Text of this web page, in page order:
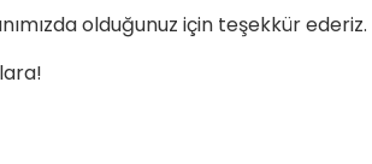
olduğunuz için teşekkür ederiz.